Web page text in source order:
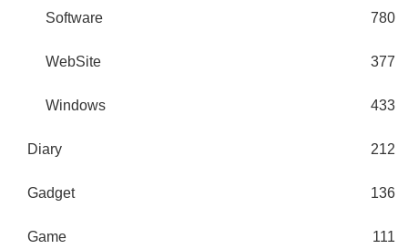
Software 780
WebSite 377
Windows 433
Diary 212
Gadget 136
Game 111